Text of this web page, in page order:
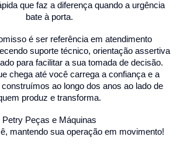
que faz a diferença quando a urgência
bate à porta.
é ser referência em atendimento
suporte técnico, orientação assertiva
para facilitar a sua tomada de decisão.
chega até você carrega a confiança e a
ao longo dos anos ao lado de
produz e transforma.
Petry Peças e Máquinas
mantendo sua operação em movimento!